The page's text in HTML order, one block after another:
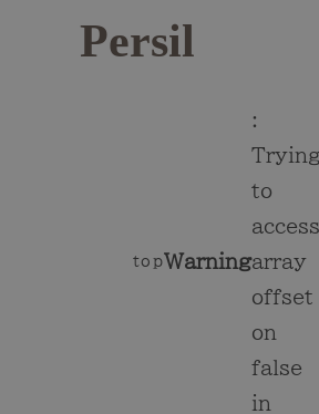
Persil
topWarning
:
to
access
array
offset
on
false
in